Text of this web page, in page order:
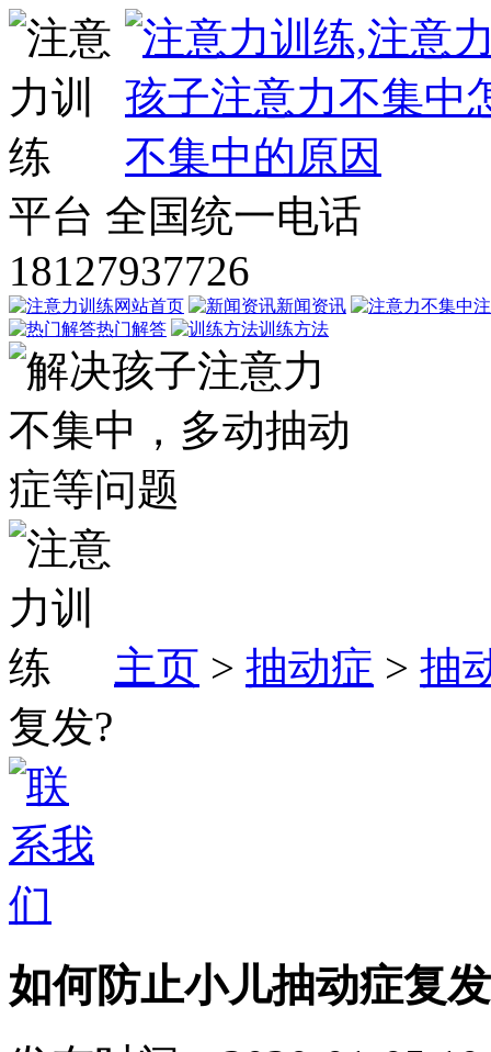
平台 全国统一电话
18127937726
网站首页 新闻资讯
热门解答
训练方法
主页 > 抽动症 > 抽
复发?
如何防止小儿抽动症复